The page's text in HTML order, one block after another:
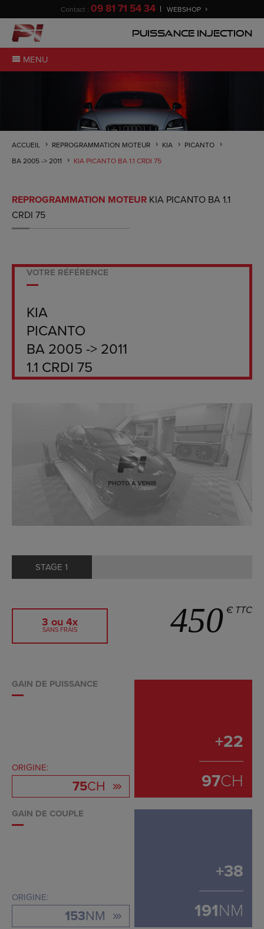
Contact : 09 81 71 54 34 WEBSHOP
Puissance Injection
MENU
ACCUEIL REPROGRAMMATION MOTEUR KIA
PICANTO
BA 2005 -> 2011
KIA PICANTO BA 1.1 CRDI 75
REPROGRAMMATION MOTEUR KIA PICANTO BA 1.1
CRDI 75
VOTRE RÉFÉRENCE
KIA
PICANTO
BA 2005 -> 2011
1.1 CRDI 75
STAGE 1
3 ou 4x
SANS FRAIS 450 € TTC
GAIN DE PUISSANCE
ORIGINE:
75CH
+22
97CH
GAIN DE COUPLE
ORIGINE:
153NM
+38
191NM